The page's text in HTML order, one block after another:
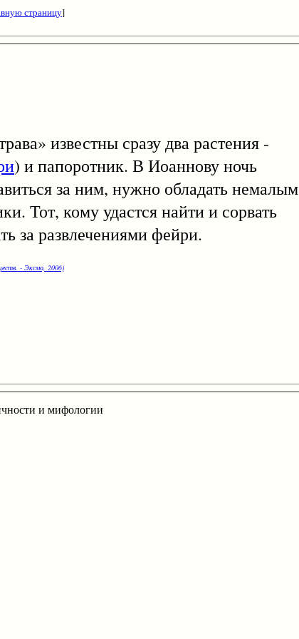
страницу]
известны сразу два растения -
) и папоротник. В Иоаннову ночь
за ним, нужно обладать немалым
Тот, кому удастся найти и сорвать
за развлечениями фейри.
- Эксмо, 2006)
и мифологии